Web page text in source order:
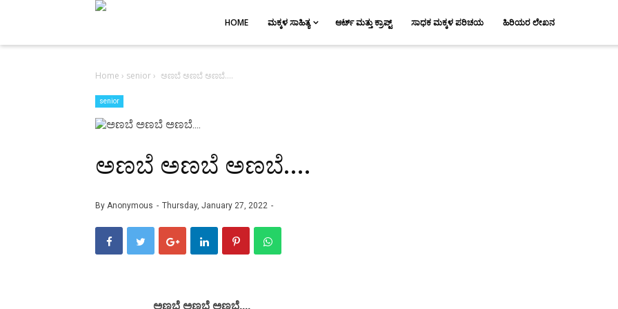
HOME ಮಕ್ಕಳ ಸಾಹಿತ್ಯ ಆರ್ಟ್ ಮತ್ತು ಕ್ರಾಪ್ಟ್ ಸಾಧಕ ಮಕ್ಕಳ ಪರಿಚಯ ಹಿರಿಯರ ಲೇಖನ
Home › senior› ಅಣಬೆ ಅಣಬೆ ಅಣಬೆ....
senior
ಅಣಬೆ ಅಣಬೆ ಅಣಬೆ....
By Anonymous Thursday, January 27, 2022
ಅಣಬೆ ಅಣಬೆ ಅಣಬೆ....